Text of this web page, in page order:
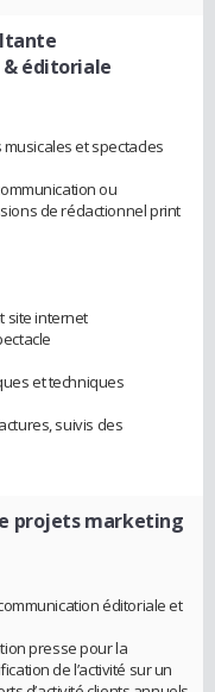
éditoriale
et spectacles
ou
de rédactionnel print
site internet
et techniques
suivis des
projets marketing
éditoriale et
presse pour la
de l’activité sur un